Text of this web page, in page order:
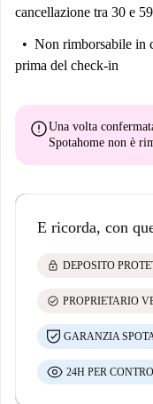
cancellazione tra 30 e
Non rimborsabile in
prima del check-in
errorUna volta
Spotahome non è
E ricorda, con
lock DEPOSITO
check_circle PROPRIETARIO
GARANZIA
24H PER